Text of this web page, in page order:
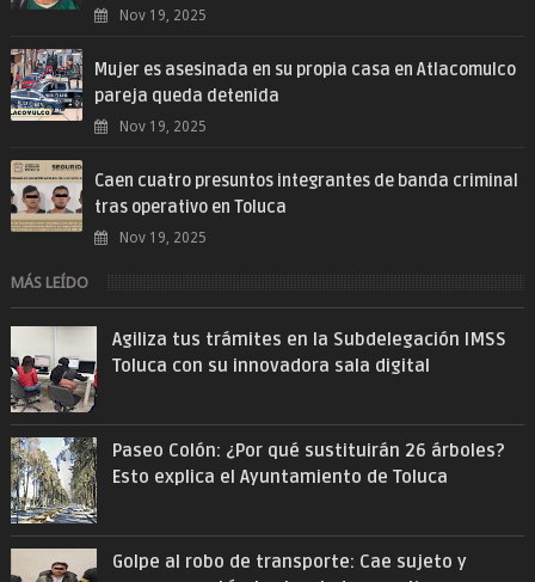
Nov 19, 2025
Mujer es asesinada en su propia casa en Atlacomulco
pareja queda detenida
Nov 19, 2025
Caen cuatro presuntos integrantes de banda criminal
tras operativo en Toluca
Nov 19, 2025
MÁS LEÍDO
Agiliza tus trámites en la Subdelegación IMSS
Toluca con su innovadora sala digital
Paseo Colón: ¿Por qué sustituirán 26 árboles?
Esto explica el Ayuntamiento de Toluca
Golpe al robo de transporte: Cae sujeto y